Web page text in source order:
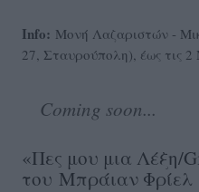
Info: Μονή Λαζαριστών -
27, Σταυρούπολη), έως τις 2
Coming soon...
«Πες μου μια Λέξη/
του Μπράιαν Φρίελ